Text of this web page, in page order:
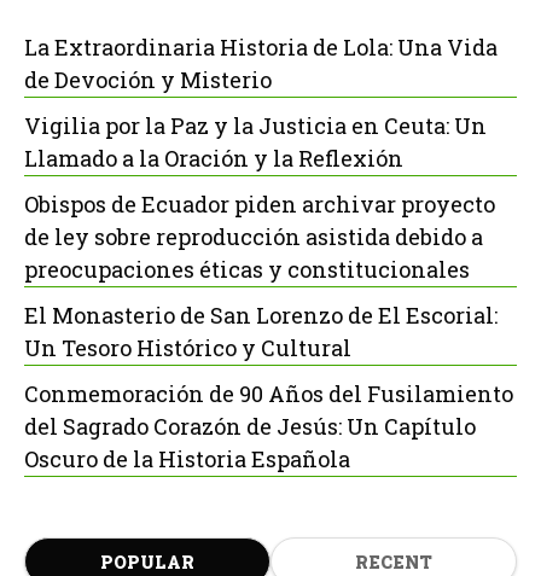
La Extraordinaria Historia de Lola: Una Vida
de Devoción y Misterio
Vigilia por la Paz y la Justicia en Ceuta: Un
Llamado a la Oración y la Reflexión
Obispos de Ecuador piden archivar proyecto
de ley sobre reproducción asistida debido a
preocupaciones éticas y constitucionales
El Monasterio de San Lorenzo de El Escorial:
Un Tesoro Histórico y Cultural
Conmemoración de 90 Años del Fusilamiento
del Sagrado Corazón de Jesús: Un Capítulo
Oscuro de la Historia Española
POPULAR RECENT